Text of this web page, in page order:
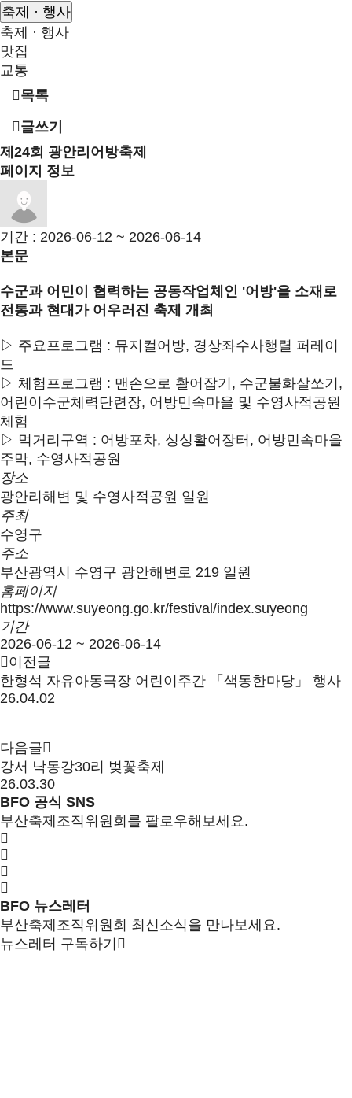
축제 · 행사
축제 · 행사
맛집
교통
목록
글쓰기
제24회 광안리어방축제
페이지 정보
기간 : 2026-06-12 ~ 2026-06-14
본문
수군과 어민이 협력하는 공동작업체인 '어방'을 소재로
전통과 현대가 어우러진 축제 개최
▷ 주요프로그램 : 뮤지컬어방, 경상좌수사행렬 퍼레이
드
▷ 체험프로그램 : 맨손으로 활어잡기, 수군불화살쏘기,
어린이수군체력단련장, 어방민속마을 및 수영사적공원
체험
▷ 먹거리구역 : 어방포차, 싱싱활어장터, 어방민속마을
주막, 수영사적공원
장소
광안리해변 및 수영사적공원 일원
주최
수영구
주소
부산광역시 수영구 광안해변로 219 일원
홈페이지
https://www.suyeong.go.kr/festival/index.suyeong
기간
2026-06-12 ~ 2026-06-14
이전글
한형석 자유아동극장 어린이주간 「색동한마당」 행사
26.04.02
다음글
강서 낙동강30리 벚꽃축제
26.03.30
BFO 공식 SNS
부산축제조직위원회를 팔로우해보세요.
BFO 뉴스레터
부산축제조직위원회 최신소식을 만나보세요.
뉴스레터 구독하기